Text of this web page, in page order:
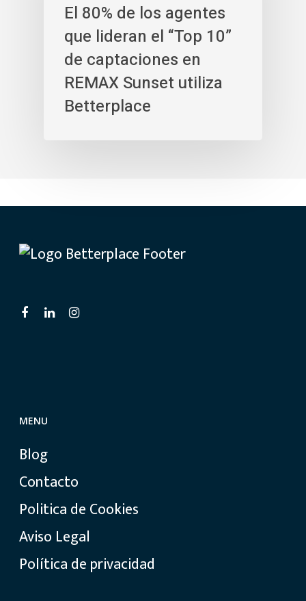
El 80% de los agentes
que lideran el “Top 10”
de captaciones en
REMAX Sunset utiliza
Betterplace
MENU
Blog
Contacto
Politica de Cookies
Aviso Legal
Política de privacidad